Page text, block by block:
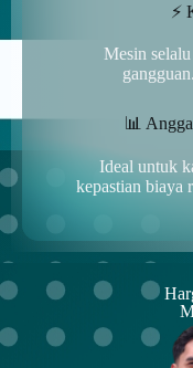
⚡
Mesin
📊
Ideal untuk
kepastian biaya